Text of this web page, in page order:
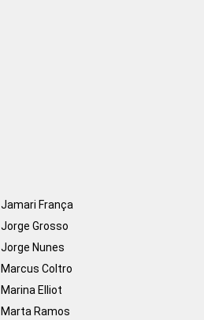
Jamari França
Jorge Grosso
Jorge Nunes
Marcus Coltro
Marina Elliot
Marta Ramos